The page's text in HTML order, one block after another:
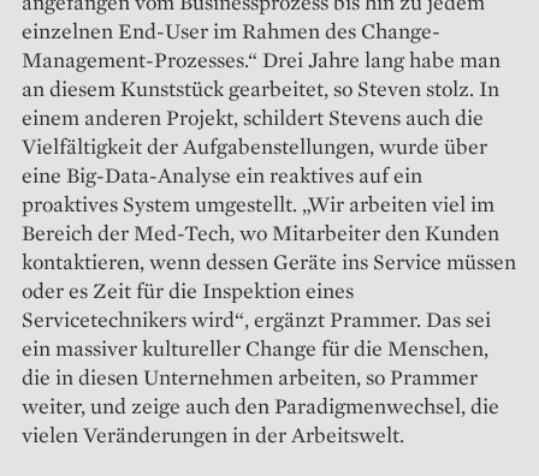
einzelnen End-User im Rahmen des Change-
Management-Prozesses.“ Drei Jahre lang habe man
an diesem Kunststück gearbeitet, so Steven stolz. In
einem anderen Projekt, schildert Stevens auch die
Vielfältigkeit der Aufgabenstellungen, wurde über
eine Big-Data-Analyse ein reaktives auf ein
proaktives System umgestellt. „Wir arbeiten viel im
Bereich der Med-Tech, wo Mitarbeiter den Kunden
kontaktieren, wenn dessen Geräte ins Service müssen
oder es Zeit für die Inspektion eines
Servicetechnikers wird“, ergänzt Prammer. Das sei
ein massiver kultureller Change für die Menschen,
die in diesen Unternehmen arbeiten, so Prammer
weiter, und zeige auch den Paradigmenwechsel, die
vielen Veränderungen in der Arbeitswelt.